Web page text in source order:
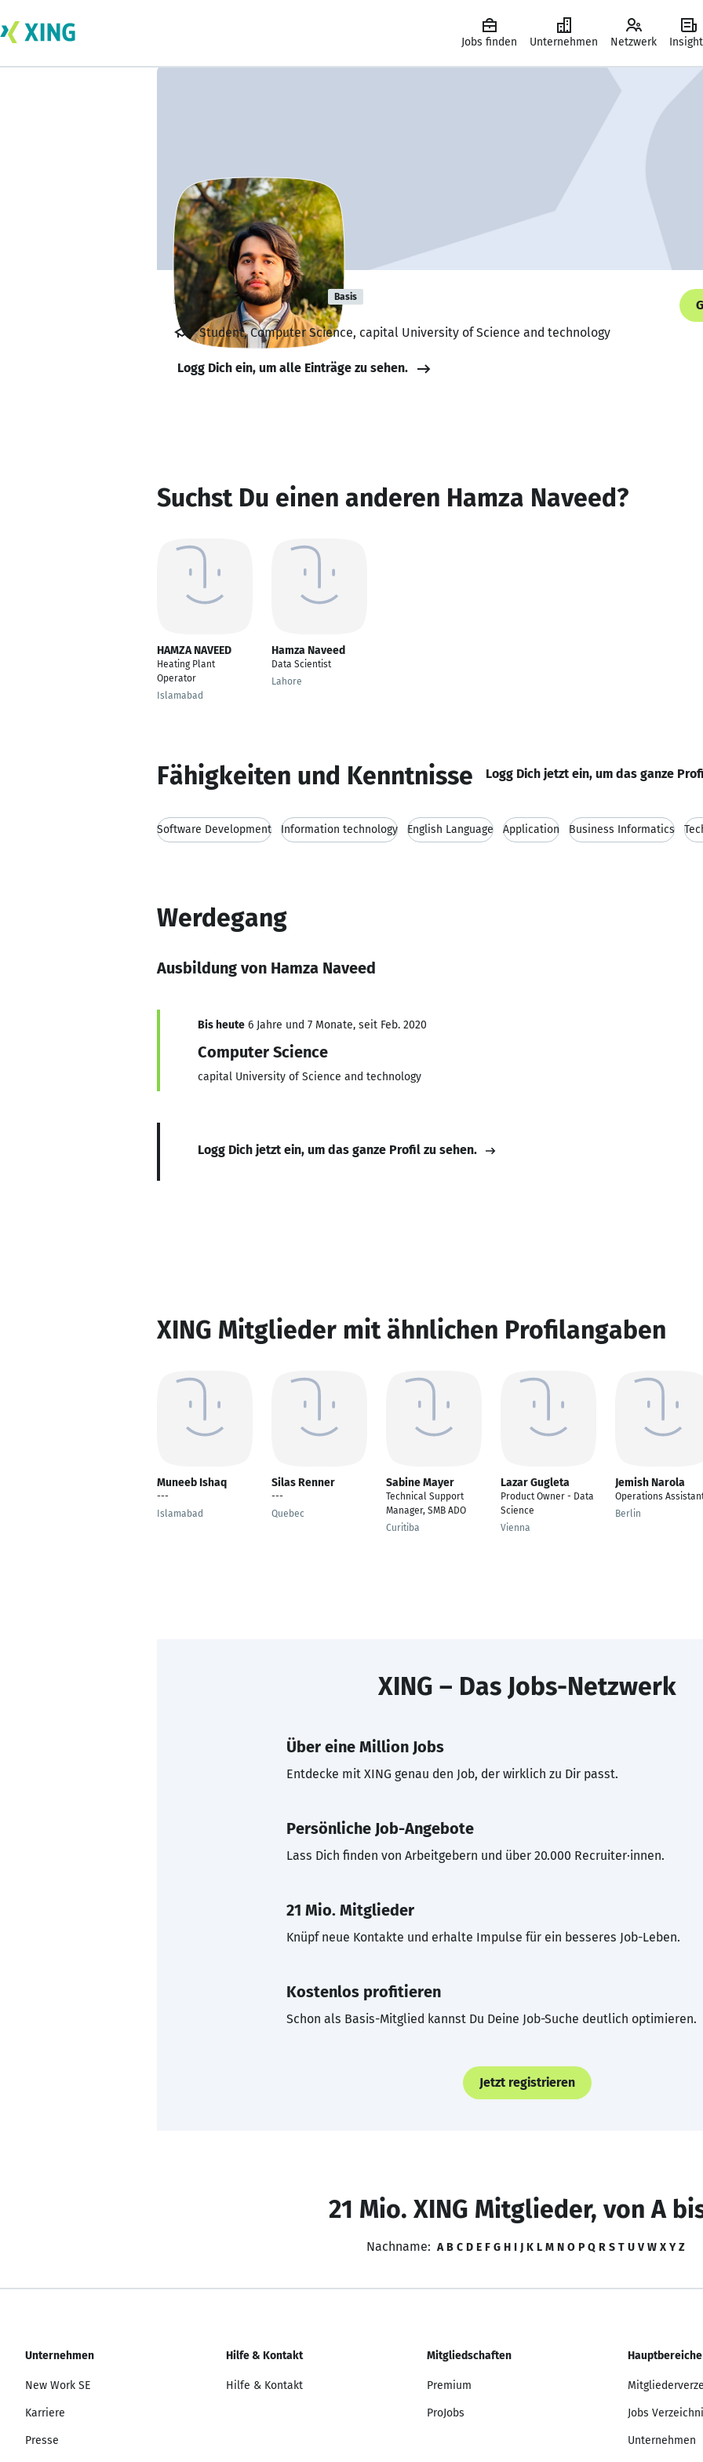
Jobs finden Unternehmen Netzwerk
Hamza Naveed Basis
Student, Computer Science, capital University of Science and technology
Logg Dich ein, um alle Einträge zu sehen.
Suchst Du einen anderen Hamza Naveed?
HAMZA NAVEED
Heating Plant
Operator
Islamabad
Hamza Naveed
Data Scientist
Lahore
Fähigkeiten und Kenntnisse Logg Dich jetzt ein, um das ganze
Software Development Information technology English Language Application Business Informatics
Werdegang
Ausbildung von Hamza Naveed
Bis heute 6 Jahre und 7 Monate, seit Feb. 2020
Computer Science
capital University of Science and technology
Logg Dich jetzt ein, um das ganze Profil zu sehen.
XING Mitglieder mit ähnlichen Profilangaben
Muneeb Ishaq
---
Islamabad
Silas Renner
---
Quebec
Sabine Mayer
Technical Support
Manager, SMB ADO
Curitiba
Lazar Gugleta
Product Owner - Data
Science
Vienna
Jemish Narola
Operations
Berlin
XING – Das Jobs-Netzwerk
Über eine Million Jobs
Entdecke mit XING genau den Job, der wirklich zu Dir passt.
Persönliche Job-Angebote
Lass Dich finden von Arbeitgebern und über 20.000 Recruiter·innen.
21 Mio. Mitglieder
Knüpf neue Kontakte und erhalte Impulse für ein besseres Job-Leben.
Kostenlos profitieren
Schon als Basis-Mitglied kannst Du Deine Job-Suche deutlich optimieren.
Jetzt registrieren
21 Mio. XING Mitglieder, von A
Nachname: A B C D E F G H I J K L M N O P Q R S T U V W X Y Z
Unternehmen
New Work SE
Karriere
Presse
Hilfe & Kontakt
Hilfe & Kontakt
Mitgliedschaften
Premium
ProJobs
Hauptbereiche
Jobs
Unternehmen